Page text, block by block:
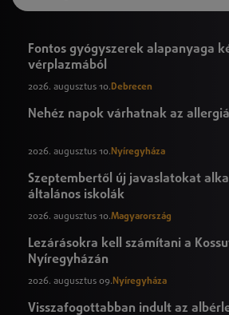
Fontos gyógyszerek alapanyaga
vérplazmából
2026. augusztus 10.Debrecen
Nehéz napok várhatnak az
2026. augusztus 10. Nyíregyháza
Szeptembertől új javaslatokat
általános iskolák
2026. augusztus 10.Magyarország
Lezárásokra kell számítani a
Nyíregyházán
2026. augusztus 09. Nyíregyháza
Visszafogottabban indult az